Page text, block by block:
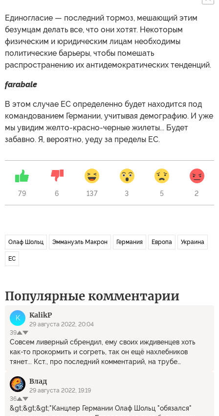
Единогласие — последний тормоз, мешающий этим
безумцам делать все, что они хотят. Некоторым
физическим и юридическим лицам необходимы
политические барьеры, чтобы помешать
распространению их антидемократических тенденций.
farabale
В этом случае ЕС определенно будет находится под
командованием Германии, учитывая демографию. И уже
мы увидим желто-красно-черные жилеты... Будет
забавно. Я, вероятно, уеду за пределы ЕС.
79 6 137 3 5 2
Олаф Шольц Эммануэль Макрон Германия Европа Украина
ЕС
Популярные комментарии
K KalikP
29 августа 2022, 20:04
39
Совсем ливерный сбрендил, ему своих иждивенцев хоть
как-то прокормить и согреть, так он ещё нахлебников
тянет... Кст., про последний комментарий, на трубе
районе 70-ти с русской женой, которые, получив
очередной счёт за коммуналку свинтили на пожить в
Россию и не просто в Россию, а в Крым. В Крым, Карл! В тот
самый благословенный Готенланд, причём дедушке весьма
Влад
29 августа 2022, 19:19
36
&gt;&gt;&gt;"Канцлер Германии Олаф Шольц "обязался"